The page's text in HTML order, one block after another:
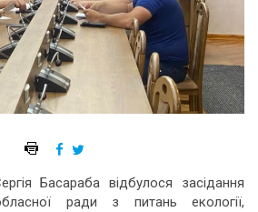
Басараба відбулося засідання
ради з питань екології,